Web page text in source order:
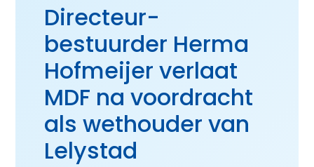
Directeur-
bestuurder Herma
Hofmeijer verlaat
MDF na voordracht
als wethouder van
Lelystad